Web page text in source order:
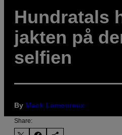
Hundratals
jakten på
selfien
By Mack Lamoureux
Share: